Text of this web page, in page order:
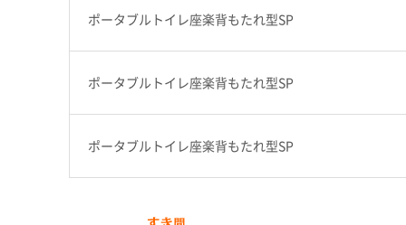
ポータブルトイレ座楽背もたれ型SP
ポータブルトイレ座楽背もたれ型SP
ポータブルトイレ座楽背もたれ型SP